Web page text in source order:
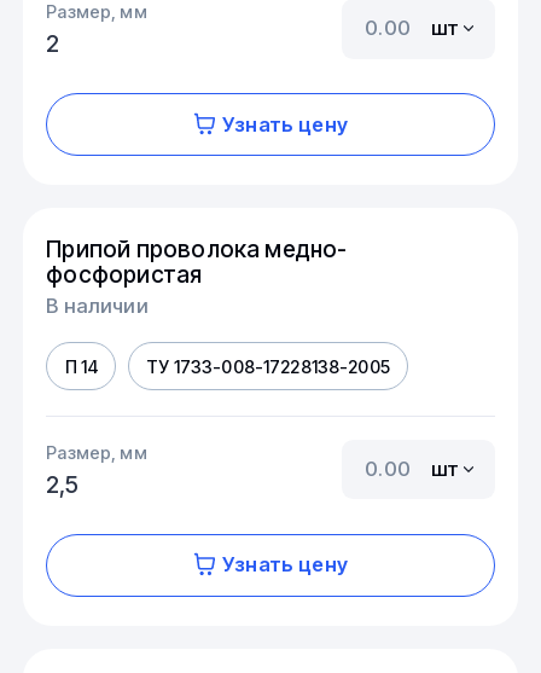
Размер, мм
2
шт
Узнать цену
Припой проволока медно-
фосфористая
В наличии
П 14 ТУ 1733-008-17228138-2005
Размер, мм
2,5
шт
Узнать цену